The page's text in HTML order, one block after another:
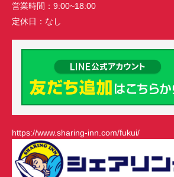
営業時間： 9:00~18:00
定休日： なし
https://www.sharing-inn.com/fukui/